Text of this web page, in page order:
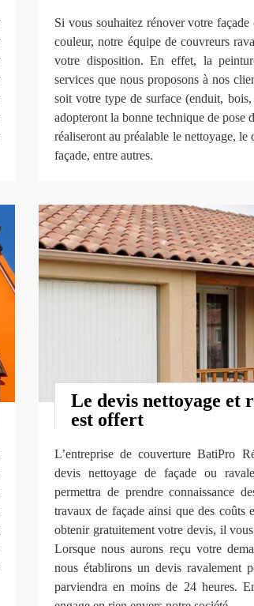
Si vous souhaitez rénover votre
couleur, notre équipe de couvreurs
votre disposition. En effet, la
services que nous proposons à nos
soit votre type de surface (enduit,
adopteront la bonne technique de pose
réaliseront au préalable le nettoyage,
façade, entre autres.
Le devis nettoyage et
est offert
L’entreprise de couverture BatiPro
devis nettoyage de façade ou
permettra de prendre connaissance
travaux de façade ainsi que des coûts
obtenir gratuitement votre devis, il
Lorsque nous aurons reçu votre
nous établirons un devis ravalement
parviendra en moins de 24 heures.